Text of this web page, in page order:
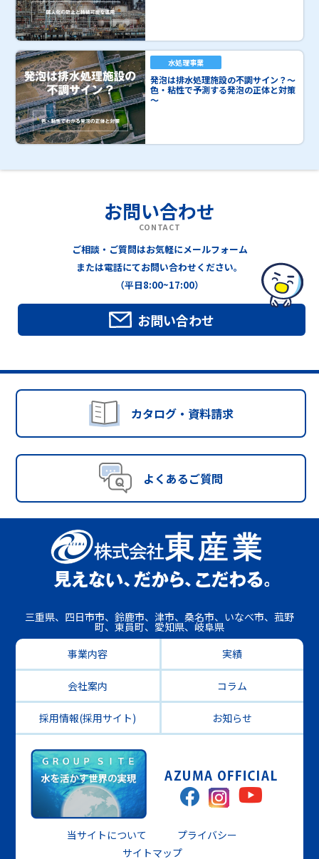
水処理事業
発泡は排水処理施設の不調サイン？～
色・粘性で予測する発泡の正体と対策
～
お問い合わせ
CONTACT
ご相談・ご質問はお気軽にメールフォーム
または電話にてお問い合わせください。
（平日8:00~17:00）
お問い合わせ
カタログ・資料請求
よくあるご質問
三重県、四日市市、鈴鹿市、津市、桑名市、いなべ市、菰野
町、東員町、愛知県、岐阜県
事業内容
実績
会社案内 コラム
採用情報(採用サイト) お知らせ
当サイトについて
プライバシー
サイトマップ